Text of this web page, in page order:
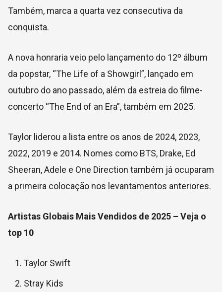
Também, marca a quarta vez consecutiva da
conquista.
A nova honraria veio pelo lançamento do 12º álbum
da popstar, “The Life of a Showgirl”, lançado em
outubro do ano passado, além da estreia do filme-
concerto “The End of an Era”, também em 2025.
Taylor liderou a lista entre os anos de 2024, 2023,
2022, 2019 e 2014. Nomes como BTS, Drake, Ed
Sheeran, Adele e One Direction também já ocuparam
a primeira colocação nos levantamentos anteriores.
Artistas Globais Mais Vendidos de 2025 – Veja o
top 10
Taylor Swift
Stray Kids